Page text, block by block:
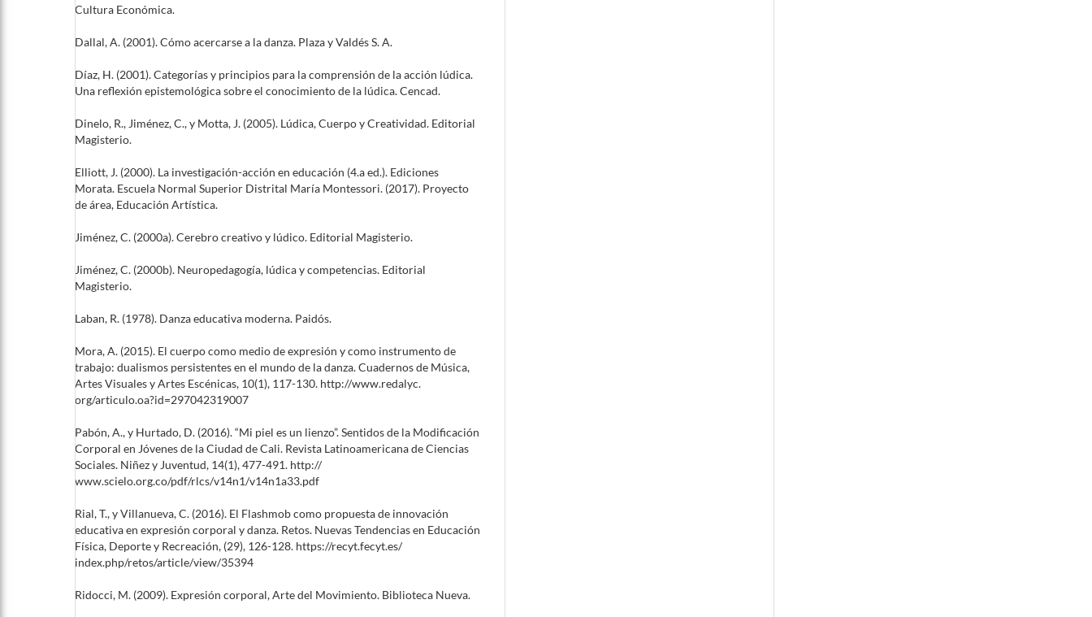
Cultura Económica.
Dallal, A. (2001). Cómo acercarse a la danza. Plaza y Valdés S. A.
Díaz, H. (2001). Categorías y principios para la comprensión de la acción lúdica.
Una reflexión epistemológica sobre el conocimiento de la lúdica. Cencad.
Dinelo, R., Jiménez, C., y Motta, J. (2005). Lúdica, Cuerpo y Creatividad. Editorial
Magisterio.
Elliott, J. (2000). La investigación-acción en educación (4.a ed.). Ediciones
Morata. Escuela Normal Superior Distrital María Montessori. (2017). Proyecto
de área, Educación Artística.
Jiménez, C. (2000a). Cerebro creativo y lúdico. Editorial Magisterio.
Jiménez, C. (2000b). Neuropedagogía, lúdica y competencias. Editorial
Magisterio.
Laban, R. (1978). Danza educativa moderna. Paidós.
Mora, A. (2015). El cuerpo como medio de expresión y como instrumento de
trabajo: dualismos persistentes en el mundo de la danza. Cuadernos de Música,
Artes Visuales y Artes Escénicas, 10(1), 117-130. http://www.redalyc.
org/articulo.oa?id=297042319007
Pabón, A., y Hurtado, D. (2016). “Mi piel es un lienzo”. Sentidos de la Modificación
Corporal en Jóvenes de la Ciudad de Cali. Revista Latinoamericana de Ciencias
Sociales. Niñez y Juventud, 14(1), 477-491. http://
www.scielo.org.co/pdf/rlcs/v14n1/v14n1a33.pdf
Rial, T., y Villanueva, C. (2016). El Flashmob como propuesta de innovación
educativa en expresión corporal y danza. Retos. Nuevas Tendencias en Educación
Física, Deporte y Recreación, (29), 126-128. https://recyt.fecyt.es/
index.php/retos/article/view/35394
Ridocci, M. (2009). Expresión corporal, Arte del Movimiento. Biblioteca Nueva.